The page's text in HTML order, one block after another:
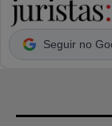
Seguir no